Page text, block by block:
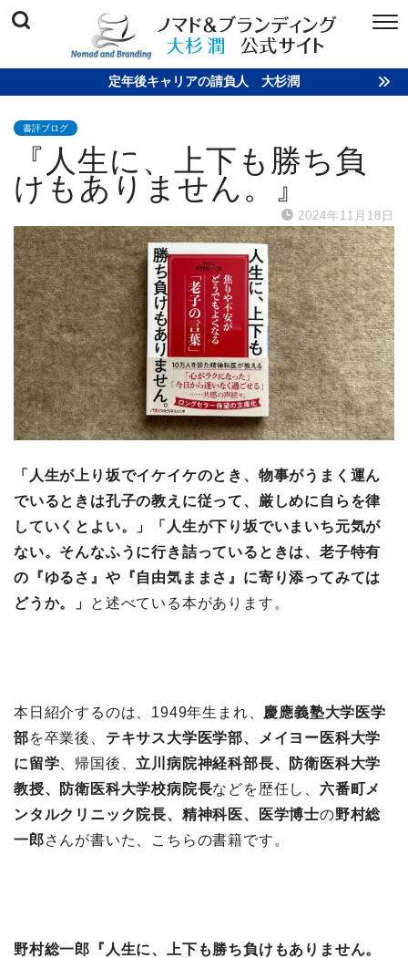
定年後キャリアの請負人 大杉潤
書評ブログ
『人生に、上下も勝ち負
けもありません。』
2024年11月18日
「人生が上り坂でイケイケのとき、物事がうまく運ん
でいるときは孔子の教えに従って、厳しめに自らを律
していくとよい。」「人生が下り坂でいまいち元気が
ない。そんなふうに行き詰っているときは、老子特有
の『ゆるさ』や『自由気ままさ』に寄り添ってみては
どうか。」
と述べている本があります。
本日紹介するのは、1949年生まれ、 慶應義塾大学医学
部を卒業後、 テキサス大学医学部、メイヨー医科大学
に留学 、帰国後、 立川病院神経科部長、防衛医科大学
教授、防衛医科大学校病院長などを歴任し、六番町メ
ンタルクリニック院長、精神科医、医学博士の野村総
一郎さんが書いた、こちらの書籍です。
野村総一郎『人生に、上下も勝ち負けもありません。